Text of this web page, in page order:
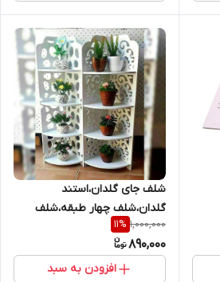
شلف جای گلدان،استند
گلدان،شلف چهار طبقه،شلف
دکوری،استند چهار طبقه
1,000,000
11%
890,000
افزودن به سبد